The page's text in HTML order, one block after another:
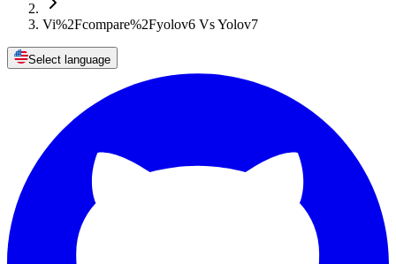
Vi%2Fcompare%2Fyolov6 Vs Yolov7
Select language